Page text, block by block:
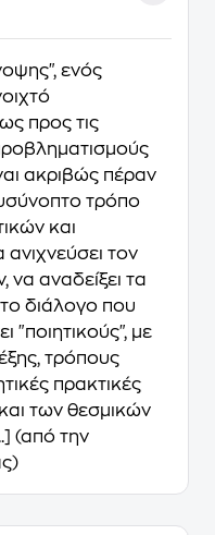
ενός
προς τις
ακριβώς πέραν
τρόπο
και
τον
να αναδείξει τα
διάλογο που
"ποιητικούς", με
τρόπους
πρακτικές
των θεσμικών
(από την